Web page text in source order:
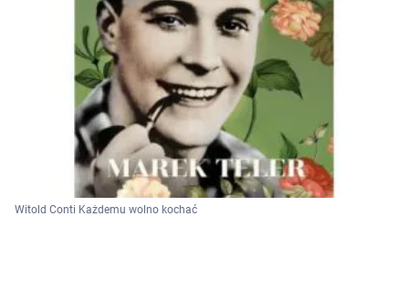
Witold Conti Każdemu wolno kochać